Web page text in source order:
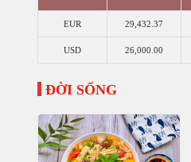
EUR 29,432.37
USD 26,000.00
ĐỜI SỐNG